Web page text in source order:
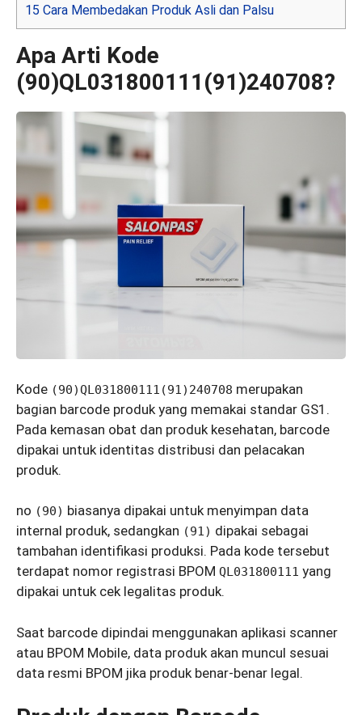
15 Cara Membedakan Produk Asli dan Palsu
Apa Arti Kode
(90)QL031800111(91)240708?
Kode (90)QL031800111(91)240708 merupakan
bagian barcode produk yang memakai standar GS1.
Pada kemasan obat dan produk kesehatan, barcode
dipakai untuk identitas distribusi dan pelacakan
produk.
no (90) biasanya dipakai untuk menyimpan data
internal produk, sedangkan (91) dipakai sebagai
tambahan identifikasi produksi. Pada kode tersebut
terdapat nomor registrasi BPOM QL031800111 yang
dipakai untuk cek legalitas produk.
Saat barcode dipindai menggunakan aplikasi scanner
atau BPOM Mobile, data produk akan muncul sesuai
data resmi BPOM jika produk benar-benar legal.